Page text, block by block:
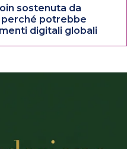
sostenuta da
perché potrebbe
digitali globali